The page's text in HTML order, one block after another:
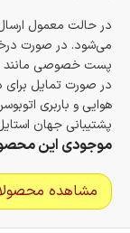
در حالت معمول
می‌شود. در صورت
پست خصوصی مانند
در صورت تمایل
هوایی و باربری
پشتیبانی جهان
موجودی این
مشاهده